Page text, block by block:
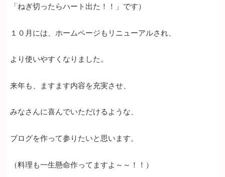
「ねぎ切ったらハート出た！！」です）
１０月には、ホームページもリニューアルされ、
より使いやすくなりました。
来年も、ますます内容を充実させ、
みなさんに喜んでいただけるような、
ブログを作って参りたいと思います。
（料理も一生懸命作ってますよ～～！！）